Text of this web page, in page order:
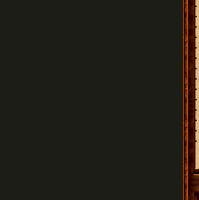
·
·
·
·
·
·
·
·
·
·
·
·
·
·